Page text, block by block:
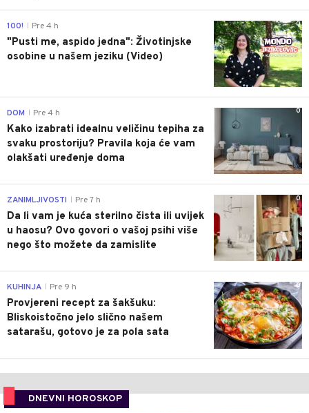
0
100! Pre 4 h
"Pusti me, aspido jedna": Životinjske
osobine u našem jeziku (Video)
0
DOM Pre 4 h
Kako izabrati idealnu veličinu tepiha za
svaku prostoriju? Pravila koja će vam
olakšati uređenje doma
0
ZANIMLJIVOSTI Pre 7 h
Da li vam je kuća sterilno čista ili uvijek
u haosu? Ovo govori o vašoj psihi više
nego što možete da zamislite
0
KUHINJA Pre 9 h
Provjereni recept za šakšuku:
Bliskoistočno jelo slično našem
satarašu, gotovo je za pola sata
DNEVNI HOROSKOP